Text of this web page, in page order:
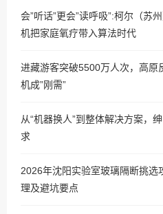
会”听话”更会”读呼吸”:柯尔（苏
机把家庭氧疗带入算法时代
进藏游客突破5500万人次，高原
机成”刚需”
从“机器换人”到整体解决方案，
求
2026年沈阳实验室玻璃隔断挑选
理及避坑要点